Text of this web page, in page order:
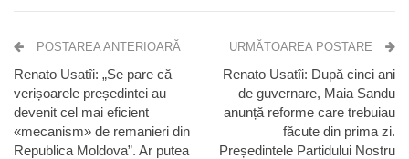
POSTAREA ANTERIOARĂ
Renato Usatîi: „Se pare că
verișoarele președintei au
devenit cel mai eficient
«mecanism» de remanieri din
Republica Moldova”. Ar putea
URMĂTOAREA POSTARE
Renato Usatîi: După cinci ani
de guvernare, Maia Sandu
anunță reforme care trebuiau
făcute din prima zi.
Președintele Partidului Nostru